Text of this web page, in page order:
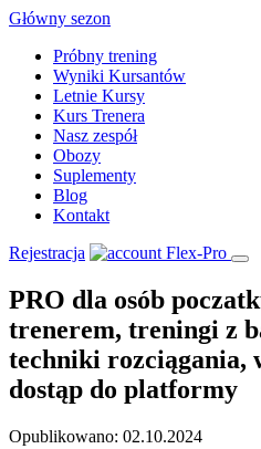
Skip
content
Główny sezon
Próbny trening
Wyniki Kursantów
Letnie Kursy
Kurs Trenera
Nasz zespół
Obozy
Suplementy
Blog
Kontakt
Rejestracja
PRO dla osób
trenerem, treningi z
techniki rozciągania,
dostąp do platformy
Opublikowano: 02.10.2024